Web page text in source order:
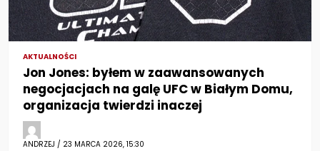
AKTUALNOŚCI
Jon Jones: byłem w zaawansowanych
negocjacjach na galę UFC w Białym Domu,
organizacja twierdzi inaczej
ANDRZEJ / 23 MARCA 2026, 15:30